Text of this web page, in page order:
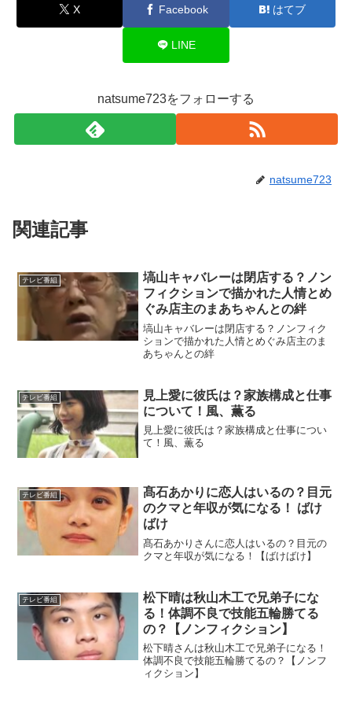
X Facebook はてブ
LINE
natsume723をフォローする
natsume723
関連記事
テレビ番組
塙山キャバレーは閉店する？ノン
フィクションで描かれた人情とめ
ぐみ店主のまあちゃんとの絆
塙山キャバレーは閉店する？ノンフィク
ションで描かれた人情とめぐみ店主のま
あちゃんとの絆
テレビ番組
見上愛に彼氏は？家族構成と仕事
について！風、薫る
見上愛に彼氏は？家族構成と仕事につい
て！風、薫る
テレビ番組
髙石あかりに恋人はいるの？目元
のクマと年収が気になる！ ばけ
ばけ
髙石あかりさんに恋人はいるの？目元の
クマと年収が気になる！【ばけばけ】
テレビ番組
松下晴は秋山木工で兄弟子にな
る！体調不良で技能五輪勝てる
の？【ノンフィクション】
松下晴さんは秋山木工で兄弟子になる！
体調不良で技能五輪勝てるの？【ノンフ
ィクション】